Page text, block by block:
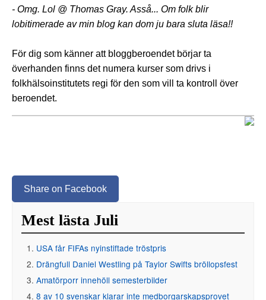
- Omg. Lol @ Thomas Gray. Asså... Om folk blir
lobitimerade av min blog kan dom ju bara sluta läsa!!
För dig som känner att bloggberoendet börjar ta
överhanden finns det numera kurser som drivs i
folkhälsoinstitutets regi för den som vill ta kontroll över
beroendet.
Share on Facebook
Mest lästa Juli
USA får FIFAs nyinstiftade tröstpris
Drängfull Daniel Westling på Taylor Swifts bröllopsfest
Amatörporr innehöll semesterbilder
8 av 10 svenskar klarar inte medborgarskapsprovet